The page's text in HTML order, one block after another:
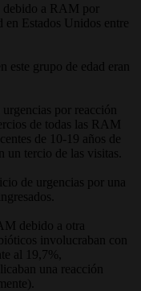
debido a RAM por
en Estados Unidos entre
grupo de edad eran
por reacción
de todas las RAM
de 10-19 años de
un tercio de las visitas.
de urgencias por una
debido a otra
involucraban con
al 19,7%,
una reacción